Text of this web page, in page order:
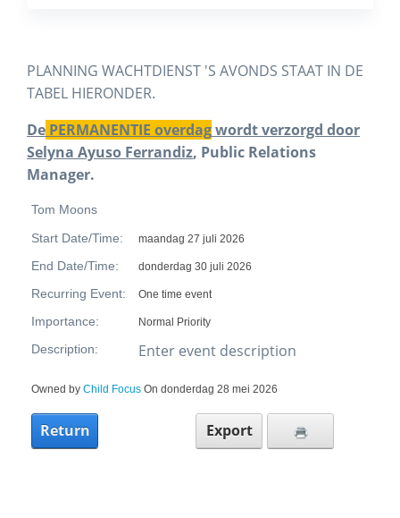
PLANNING WACHTDIENST 'S AVONDS STAAT IN DE
TABEL HIERONDER.
De PERMANENTIE overdagwordt verzorgd door
Selyna Ayuso Ferrandiz, Public Relations
Manager.
Tom Moons
Start Date/Time: maandag 27 juli 2026
End Date/Time: donderdag 30 juli 2026
Recurring Event: One time event
Importance: Normal Priority
Description: Enter event description
Owned by Child Focus On donderdag 28 mei 2026
Return Export